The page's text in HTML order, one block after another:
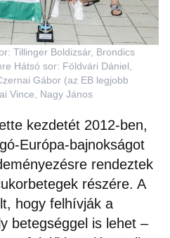
Tillinger Boldizsár, Brondics
Hátsó sor: Földvári Dániel,
Gábor (az EB legjobb
Vince, Nagy János
kezdetét 2012-ben,
Európa-bajnokságot
rendeztek
részére. A
hogy felhívják a
betegséggel is lehet –